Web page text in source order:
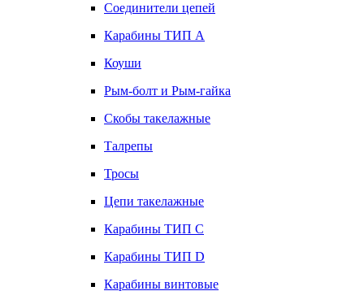
Соединители цепей
Карабины ТИП А
Коуши
Рым-болт и Рым-гайка
Скобы такелажные
Талрепы
Тросы
Цепи такелажные
Карабины ТИП C
Карабины ТИП D
Карабины винтовые